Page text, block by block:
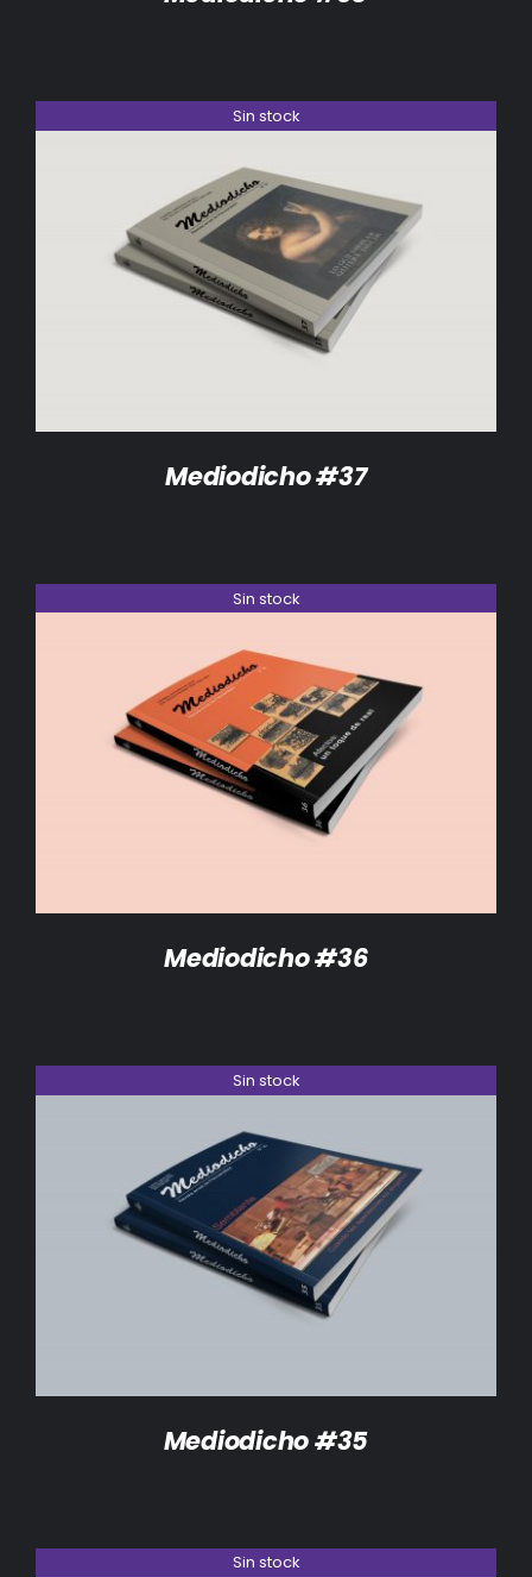
Sin stock
DETALLES
Mediodicho #37
Sin stock
DETALLES
Mediodicho #36
Sin stock
DETALLES
Mediodicho #35
Sin stock